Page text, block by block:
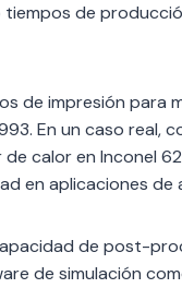
de
de impresión
En un caso real,
calor en Inconel
en aplicaciones
de post-
de simulación